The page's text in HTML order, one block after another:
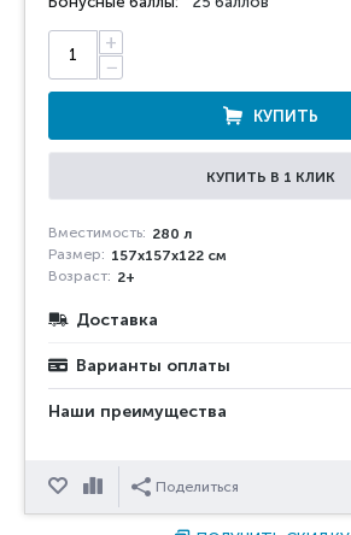
+
−
КУПИТЬ
КУПИТЬ В 1 КЛИК
Вместимость: 280 л
Размер: 157х157х122 см
Возраст: 2+
Доставка
Варианты оплаты
Наши преимущества
ОтложитьСравнитьПоделиться